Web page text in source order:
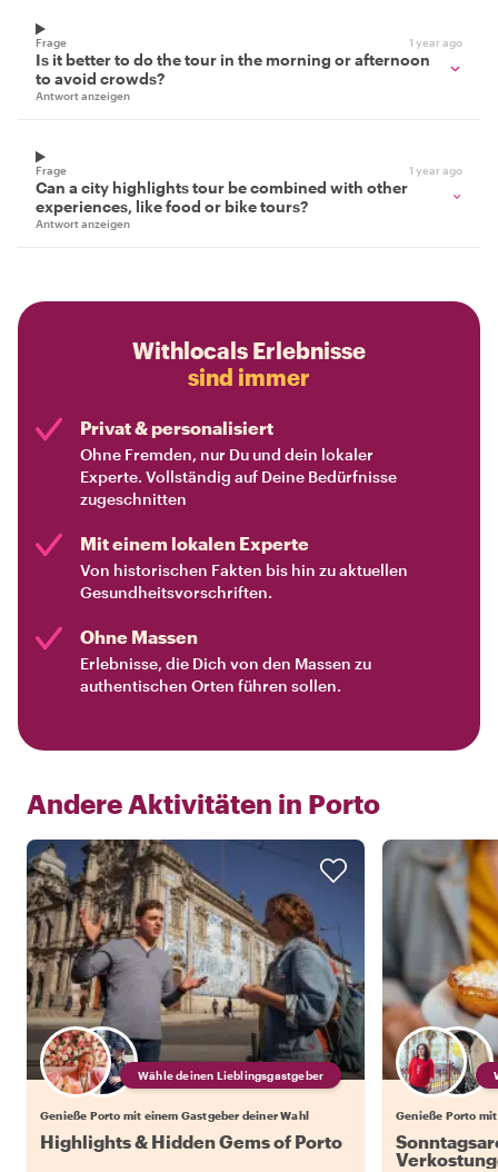
Frage 1 year ago
Is it better to do the tour in the morning or afternoon
to avoid crowds?
Antwort anzeigen
Frage 1 year ago
Can a city highlights tour be combined with other
experiences, like food or bike tours?
Antwort anzeigen
Withlocals Erlebnisse
sind immer
Privat & personalisiert
Ohne Fremden, nur Du und dein lokaler
Experte. Vollständig auf Deine Bedürfnisse
zugeschnitten
Mit einem lokalen Experte
Von historischen Fakten bis hin zu aktuellen
Gesundheitsvorschriften.
Ohne Massen
Erlebnisse, die Dich von den Massen zu
authentischen Orten führen sollen.
Andere Aktivitäten in Porto
Wähle deinen Lieblingsgastgeber
Genieße Porto mit einem Gastgeber deiner Wahl
Highlights & Hidden Gems of Porto
Genieße Porto